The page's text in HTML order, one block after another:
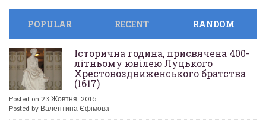
POPULAR RECENT RANDOM
Історична година, присвячена 400-
літньому ювілею Луцького
Хрестовоздвиженського братства
(1617)
Posted on 23 Жовтня, 2016
Posted by Валентина Єфімова